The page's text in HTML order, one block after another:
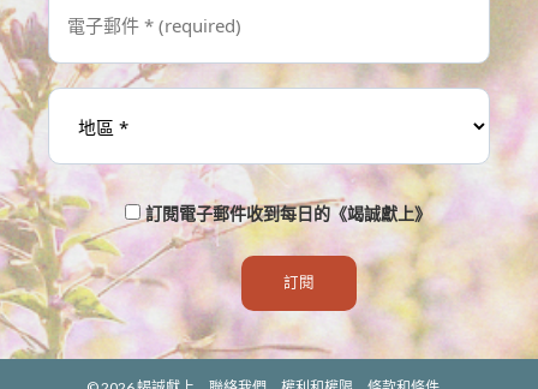
訂閱電子郵件收到每日的《竭誠獻上》